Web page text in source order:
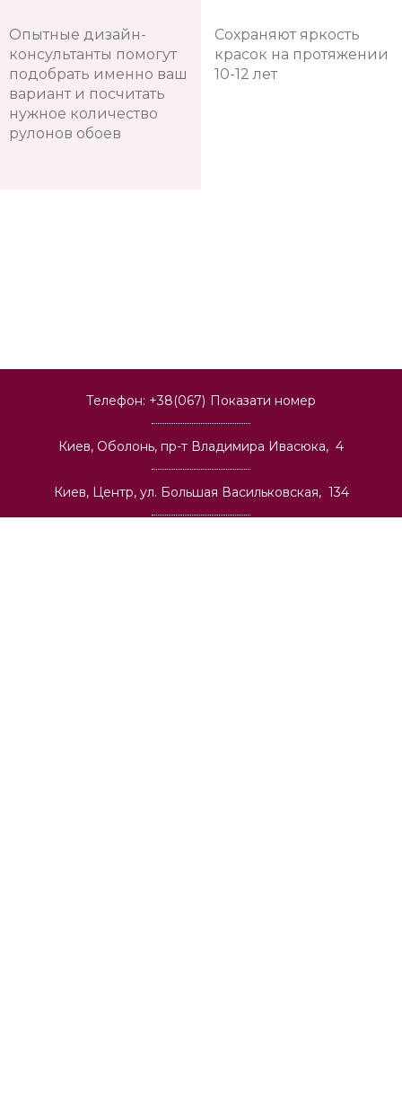
Опытные дизайн-
консультанты помогут
подобрать именно ваш
вариант и посчитать
нужное количество
рулонов обоев
Сохраняют яркость
красок на протяжении
10-12 лет
Телефон: +38(067) Показати номер
Киев, Оболонь, пр-т Владимира Ивасюка, 4
Киев, Центр, ул. Большая Васильковская, 134